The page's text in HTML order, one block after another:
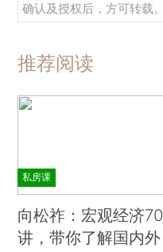
确认及授权后，方可转载。
推荐阅读
私房课
向松祚：宏观经济70
讲，带你了解国内外